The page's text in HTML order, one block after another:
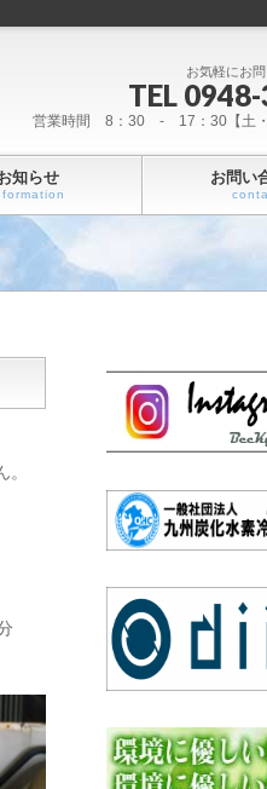
お気軽にお
TEL
営業時間 8：30 - 17：30【土・
知らせ お問い